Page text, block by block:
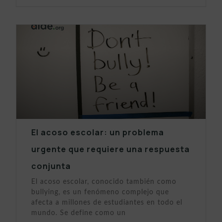
El acoso escolar: un problema
urgente que requiere una respuesta
conjunta
El acoso escolar, conocido también como
bullying, es un fenómeno complejo que
afecta a millones de estudiantes en todo el
mundo. Se define como un